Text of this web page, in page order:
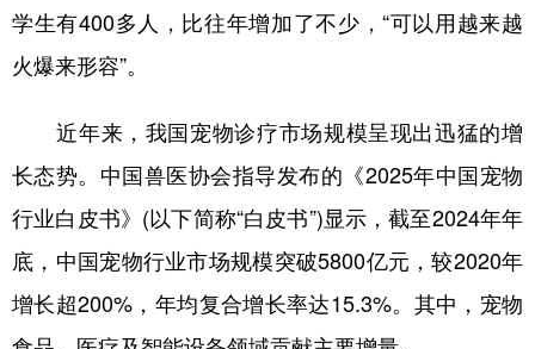
地方频道
北京
辽宁 吉林 上海 江苏
浙江 安徽 福建 江西
山东 河南 湖北 湖南
广东 广西 海南 重庆
学生有400多人，比往年增加了不少，“可以用越来越
火爆来形容”。
近年来，我国宠物诊疗市场规模呈现出迅猛的增
长态势。中国兽医协会指导发布的《2025年中国宠物
行业白皮书》(以下简称“白皮书”)显示，截至2024年年
底，中国宠物行业市场规模突破5800亿元，较2020年
增长超200%，年均复合增长率达15.3%。其中，宠物